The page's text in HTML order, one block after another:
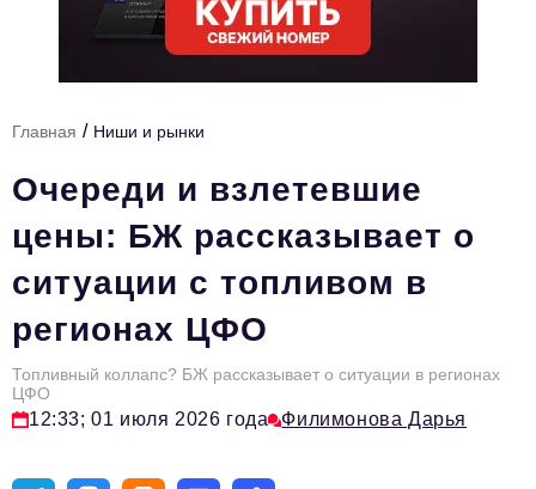
Премия "Тульский Бизнес"
История тульского предпринимательства
Тема номера
HR
Персона номера
Инфраструктура развития
Технологии и тренды
Туризм
Главная / Ниши и рынки
Очереди и взлетевшие
цены: БЖ рассказывает о
ситуации с топливом в
регионах ЦФО
Топливный коллапс? БЖ рассказывает о ситуации в регионах
ЦФО
12:33; 01 июля 2026 года Филимонова Дарья